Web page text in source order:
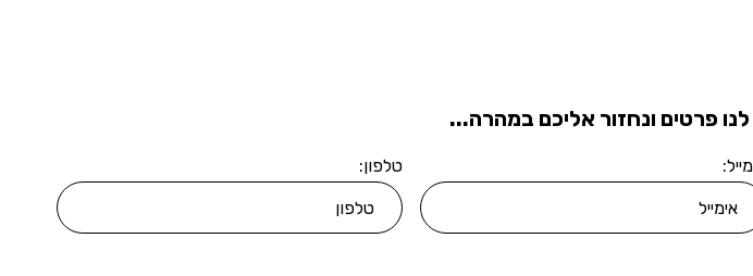
פרטים ונחזור אליכם במהרה...
טלפון: